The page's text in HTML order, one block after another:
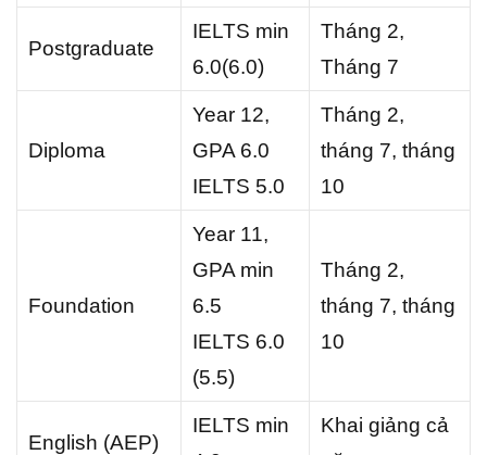
Postgraduate
IELTS min
6.0(6.0)
Tháng 2,
Tháng 7
Diploma
Year 12,
GPA 6.0
IELTS 5.0
Tháng 2,
tháng 7, tháng
10
Foundation
Year 11,
GPA min
6.5
IELTS 6.0
(5.5)
Tháng 2,
tháng 7, tháng
10
English (AEP)
IELTS min
Khai giảng cả